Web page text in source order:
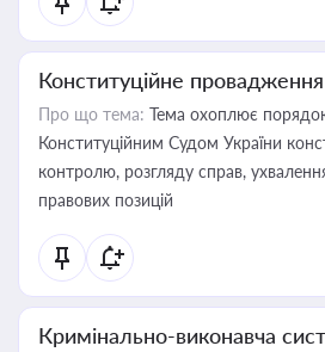
Конституційне провадження
Про що тема: Тема охоплює
Конституційним Судом України
контролю, розгляду справ,
правових позицій
Кримінально-виконавча